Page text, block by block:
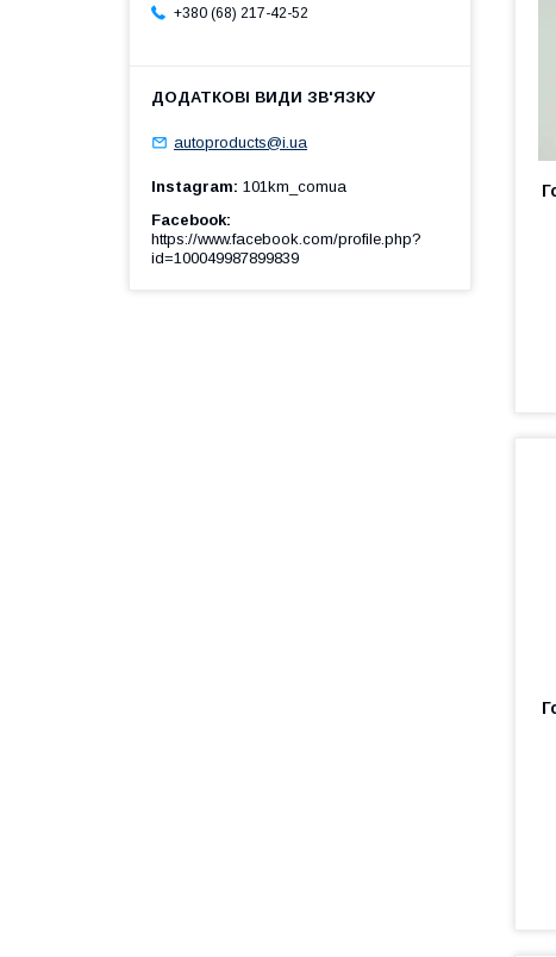
+380 (68) 217-42-52
autoproducts@i.ua
Instagram 101km_comua
Facebook
https://www.facebook.com/profile.php?
id=100049987899839